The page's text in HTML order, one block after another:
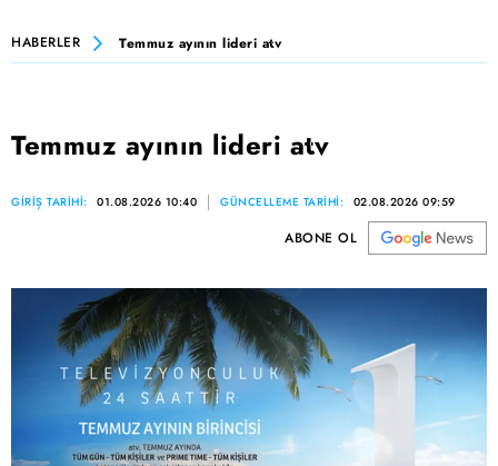
HABERLER Temmuz ayının lideri atv
Temmuz ayının lideri atv
GİRİŞ TARİHİ: 01.08.2026 10:40 GÜNCELLEME TARİHİ: 02.08.2026 09:59
ABONE OL